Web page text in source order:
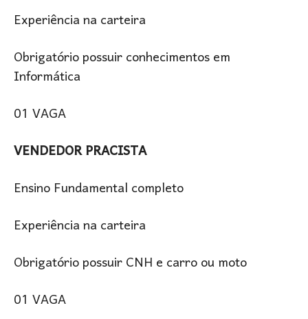
Experiência na carteira
Obrigatório possuir conhecimentos em
Informática
01 VAGA
VENDEDOR PRACISTA
Ensino Fundamental completo
Experiência na carteira
Obrigatório possuir CNH e carro ou moto
01 VAGA